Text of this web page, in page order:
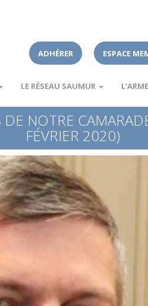
ADHÉRER ESPACE
LE RÉSEAU SAUMUR
DE NOTRE
FÉVRIER 2020)